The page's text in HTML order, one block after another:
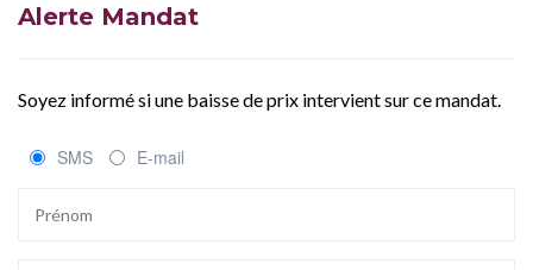
Alerte Mandat
Soyez informé si une baisse de prix intervient sur ce mandat.
SMS E-mail